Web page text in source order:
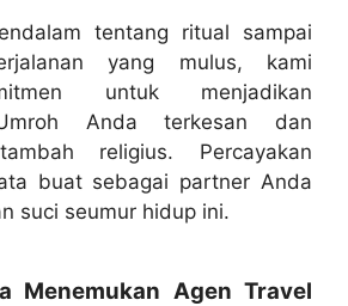
tentang ritual sampai
yang mulus, kami
untuk menjadikan
Anda terkesan dan
religius. Percayakan
buat sebagai partner Anda
suci seumur hidup ini.
Menemukan Agen Travel